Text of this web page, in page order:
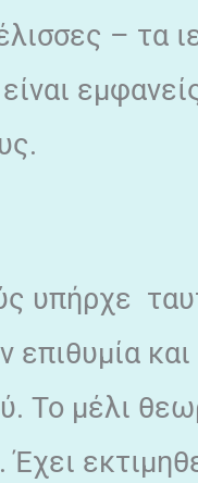
– τα
υπήρχε
επιθυμία
Το μέλι